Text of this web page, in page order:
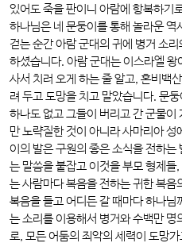
있어도 죽을 판이니 아람에 항복하기
하나님은 네 문둥이를 통해 놀라운
걷는 순간 아람 군대의 귀에 병거 소
하셨습니다. 아람 군대는 이스라엘
사서 치러 오게 하는 줄 알고, 혼비백
려 두고 도망을 치고 말았습니다. 문
하나도 없고 그들이 버리고 간 군물
만 노략질한 것이 아니라 사마리아
이의 발은 구원의 좋은 소식을 전하는
는 말씀을 붙잡고 이것을 부모 형제
는 사람마다 복음을 전하는 귀한 복음
복음을 들고 어디든 갈 때마다 하나님
는 소리를 이용해서 병거와 수백만 명
로, 모든 어둠의 죄악의 세력이 도망